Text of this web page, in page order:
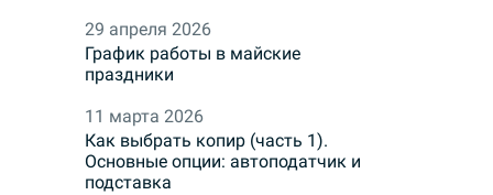
29 апреля 2026
График работы в майские
праздники
11 марта 2026
Как выбрать копир (часть 1).
Основные опции: автоподатчик и
подставка